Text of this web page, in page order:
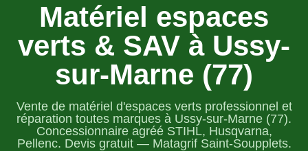
Matériel espaces
verts & SAV à Ussy-
sur-Marne (77)
Vente de matériel d'espaces verts professionnel et
réparation toutes marques à Ussy-sur-Marne (77).
Concessionnaire agréé STIHL, Husqvarna,
Pellenc. Devis gratuit — Matagrif Saint-Soupplets.